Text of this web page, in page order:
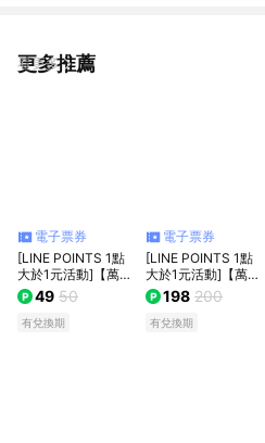
更多推薦
看更多
電子票券
[LINE POINTS 1點
大於1元活動]【萬家
福/樂家康】50元好
禮好禮即享券(本券
無法存入錢包中使
49 50
有兌換期
電子票券
[LINE POINTS 1點
大於1元活動]【萬家
福/樂家康】200元
好禮即享券(本券無
法存入錢包中使用)
198 200
有兌換期